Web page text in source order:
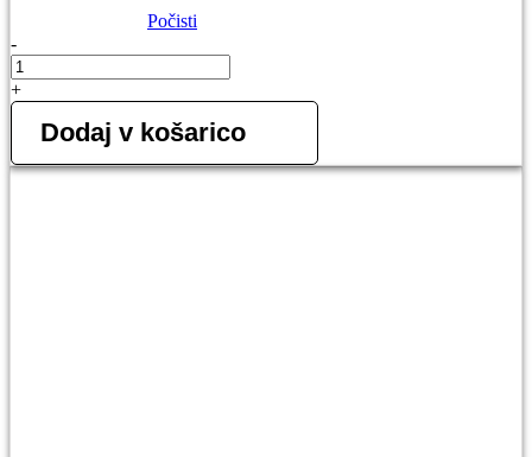
Počisti
-
5.11
ABR
PRO
ženske
količina
+
Dodaj v košarico